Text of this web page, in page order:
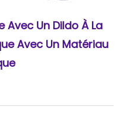
Un Dildo À La
Avec Un Matériau